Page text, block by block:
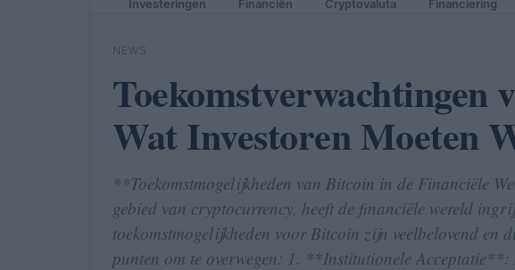
Investeringen Financiën Cryptovaluta Financiering
NEWS
Toekomstverwachtingen
Wat Investoren Moeten
**Toekomstmogelijkheden van Bitcoin in de Financiële
gebied van cryptocurrency, heeft de financiële wereld
toekomstmogelijkheden voor Bitcoin zijn veelbelovend en
punten om te overwegen: 1. **Institutionele Acceptatie**: